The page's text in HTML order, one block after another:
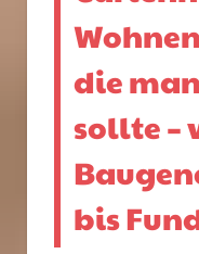
die
sollte –
bis